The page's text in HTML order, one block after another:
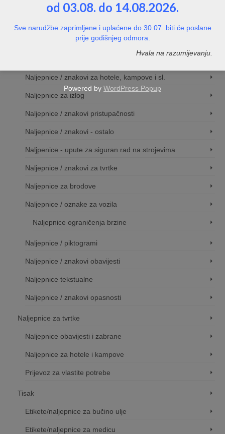
Naljepnice / znakovi zabrane
Naljepnice / znakovi za evakuciju
Naljepnice / znakovi za hotele, kampove i sl.
Naljepnice za izlog
Naljepnice / znakovi pristupačnosti
Naljepnice / znakovi - ostalo
Naljpenice - upute za siguran rad na strojevima
Naljepnice / znakovi za tvrtke
Naljepnice za brodove
Naljepnice / oznake za vozila
Naljepnice ograničenja brzine
Naljepnice / piktogrami
Naljepnice / znakovi obavijesti
Naljepnice tekstualne
Naljepnice / znakovi opasnosti
Naljepnice za tvrtke
Naljepnice obavijesti i zabrane
Naljepnice za hotele i kampove
Prijevoz za vlastite potrebe
Tisak
Etikete/naljepnice za bučino ulje
Etikete/naljepnice za medicu
od 03.08. do 14.08.2026.
Sve narudžbe zaprimljene i uplaćene do 30.07. biti će poslane
prije godišnjeg odmora.
Hvala na razumijevanju.
Powered by WordPress Popup